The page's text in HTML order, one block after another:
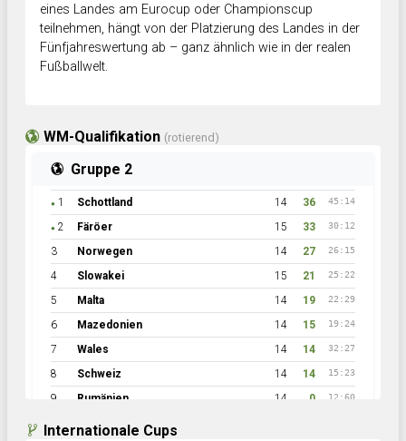
eines Landes am Eurocup oder Championscup
teilnehmen, hängt von der Platzierung des Landes in der
Fünfjahreswertung ab – ganz ähnlich wie in der realen
Fußballwelt.
WM-Qualifikation (rotierend)
Gruppe 2
● 1 Schottland 14 36 45:14
● 2 Färöer 15 33 30:12
3 Norwegen 14 27 26:15
4 Slowakei 15 21 25:22
5 Malta 14 19 22:29
6 Mazedonien 14 15 19:24
7 Wales 14 14 32:27
8 Schweiz 14 14 15:23
9 Rumänien 14 0 12:60
Internationale Cups